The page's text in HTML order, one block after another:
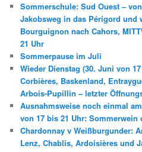
Sommerschule: Sud Ouest –
Jakobsweg in das Périgord und
Bourguignon nach Cahors,
21 Uhr
Sommerpause im Juli
Wieder Dienstag (30. Juni von
Corbières, Baskenland,
Arbois-Pupillin – letzter
Ausnahmsweise noch einmal
von 17 bis 21 Uhr: Sommerwein
Chardonnay v Weißburgunder:
Lenz, Chablis, Ardoisières und